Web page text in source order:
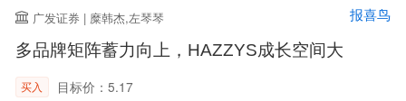
广发证券 | 糜韩杰,左琴琴 报喜鸟
多品牌矩阵蓄力向上，HAZZYS成长空间大
买入 目标价：5.17